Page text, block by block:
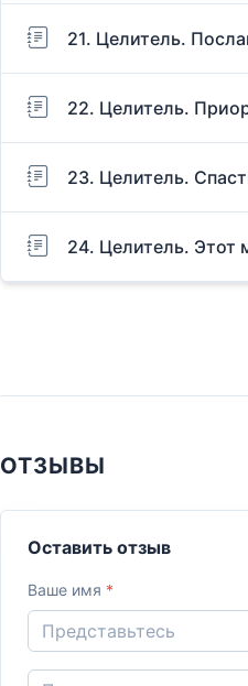
21. Целитель.
22. Целитель.
23. Целитель.
24. Целитель. Этот
ОТЗЫВЫ
Оставить отзыв
Ваше имя *